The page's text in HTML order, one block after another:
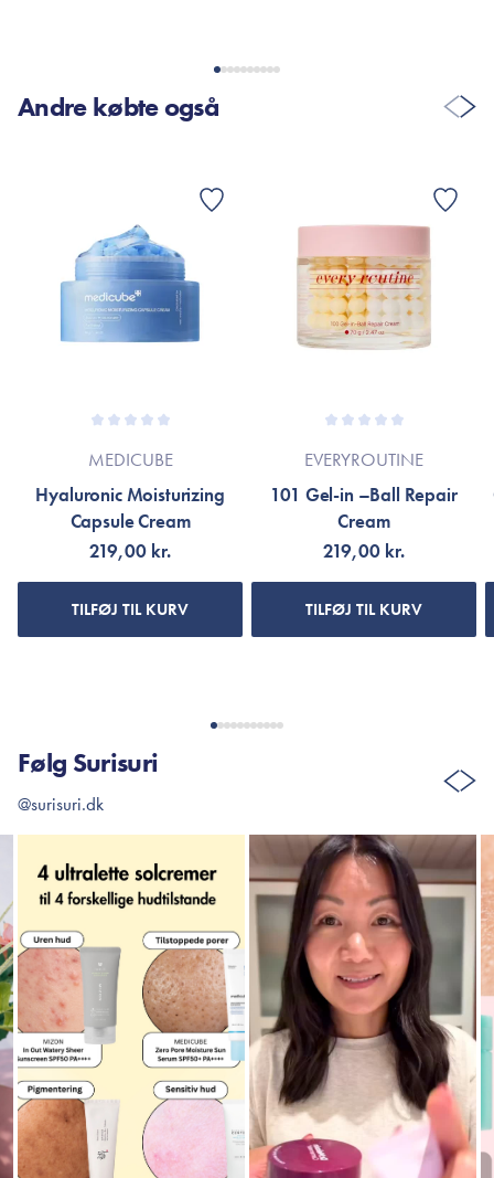
Andre købte også
MEDICUBE
Hyaluronic Moisturizing
Capsule Cream
219,00 kr.
TILFØJ TIL KURV
EVERYROUTINE
101 Gel-in –Ball Repair
Cream
219,00 kr.
TILFØJ TIL KURV
Følg Surisuri
@surisuri.dk